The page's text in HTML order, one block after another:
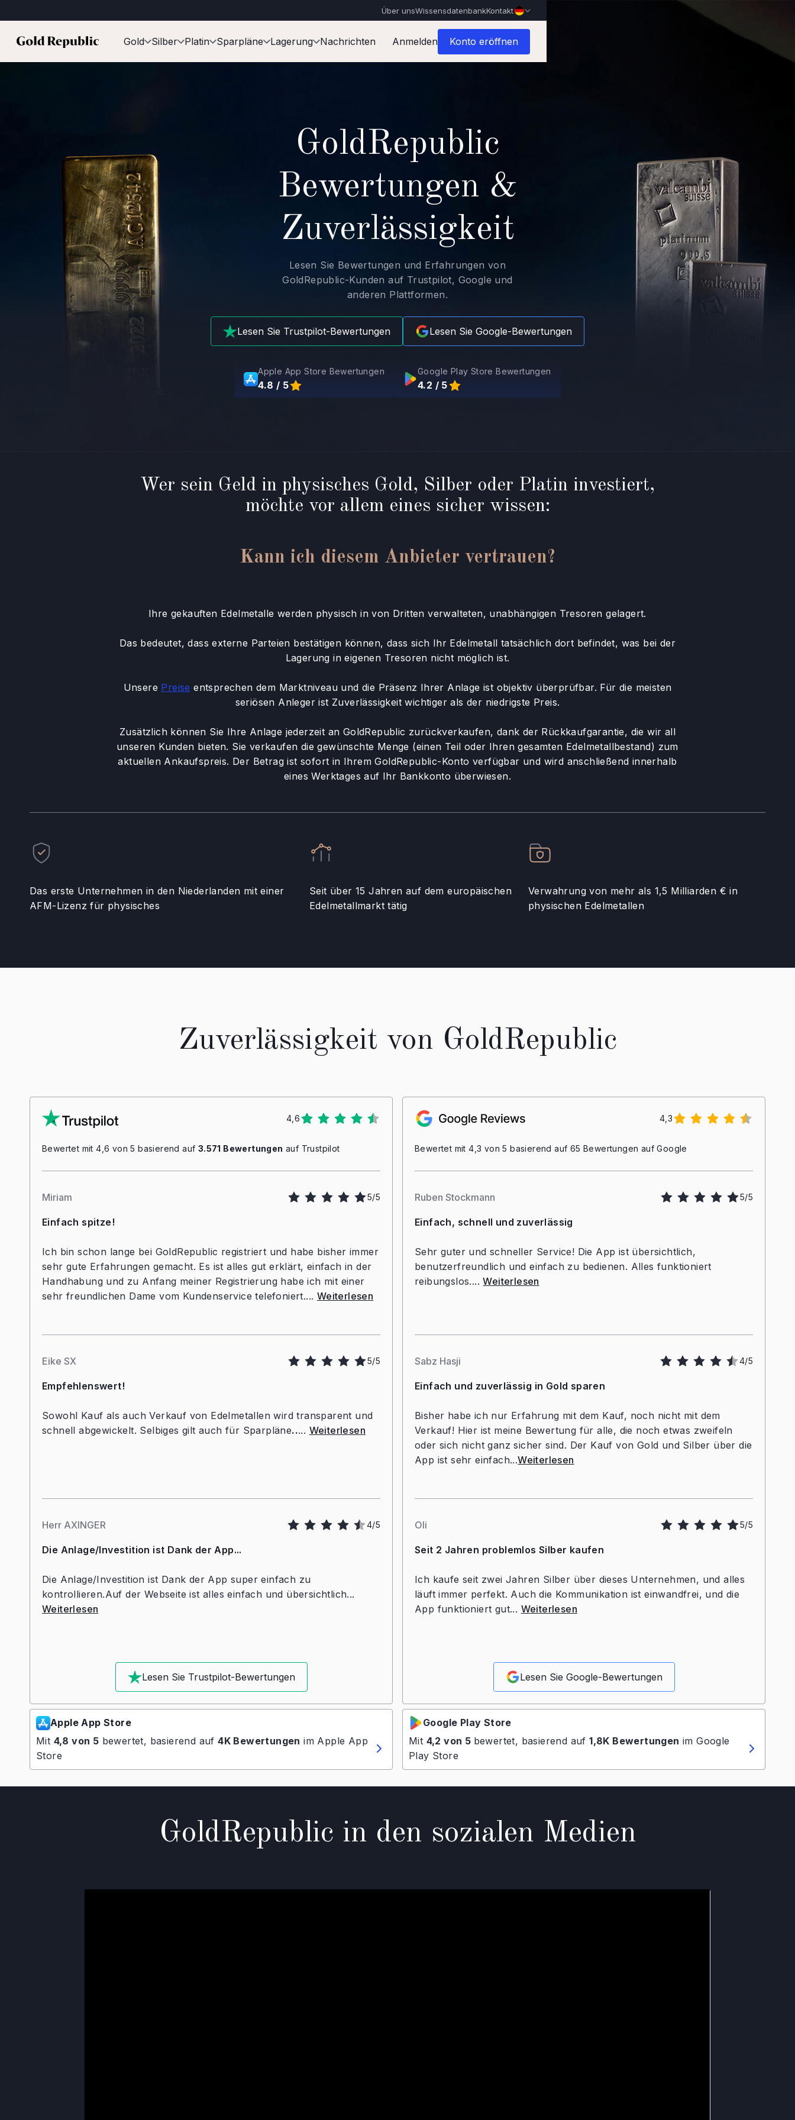
Über unsWissensdatenbankKontakt
Gold Silber Platin Sparpläne Lagerung Nachrichten Anmelden Konto eröffnen
GoldRepublic
Bewertungen &
Zuverlässigkeit
Lesen Sie Bewertungen und Erfahrungen von
GoldRepublic-Kunden auf Trustpilot, Google und
anderen Plattformen.
Lesen Sie Trustpilot-Bewertungen Lesen Sie Google-Bewertungen
Apple App Store Bewertungen
4.8 / 5
Google Play Store Bewertungen
4.2 / 5
Wer sein Geld in physisches Gold, Silber oder Platin investiert,
möchte vor allem eines sicher wissen:
Kann ich diesem Anbieter vertrauen?
Ihre gekauften Edelmetalle werden physisch in von Dritten verwalteten, unabhängigen Tresoren gelagert.
Das bedeutet, dass externe Parteien bestätigen können, dass sich Ihr Edelmetall tatsächlich dort befindet, was bei der
Lagerung in eigenen Tresoren nicht möglich ist.
Unsere Preise entsprechen dem Marktniveau und die Präsenz Ihrer Anlage ist objektiv überprüfbar. Für die meisten
seriösen Anleger ist Zuverlässigkeit wichtiger als der niedrigste Preis.
Zusätzlich können Sie Ihre Anlage jederzeit an GoldRepublic zurückverkaufen, dank der Rückkaufgarantie, die wir all
unseren Kunden bieten. Sie verkaufen die gewünschte Menge (einen Teil oder Ihren gesamten Edelmetallbestand) zum
aktuellen Ankaufspreis. Der Betrag ist sofort in Ihrem GoldRepublic-Konto verfügbar und wird anschließend innerhalb
eines Werktages auf Ihr Bankkonto überwiesen.
Das erste Unternehmen in den Niederlanden mit einer
AFM-Lizenz für physisches
Seit über 15 Jahren auf dem europäischen
Edelmetallmarkt tätig
Verwahrung von mehr als 1,5 Milliarden € in
physischen Edelmetallen
Zuverlässigkeit von GoldRepublic
4,6
Bewertet mit 4,6 von 5 basierend auf 3.571 Bewertungen auf Trustpilot
Miriam 5/5
Einfach spitze!
Ich bin schon lange bei GoldRepublic registriert und habe bisher immer
sehr gute Erfahrungen gemacht. Es ist alles gut erklärt, einfach in der
Handhabung und zu Anfang meiner Registrierung habe ich mit einer
sehr freundlichen Dame vom Kundenservice telefoniert.... Weiterlesen
Eike SX 5/5
Empfehlenswert!
Sowohl Kauf als auch Verkauf von Edelmetallen wird transparent und
schnell abgewickelt. Selbiges gilt auch für Sparpläne..... Weiterlesen
Herr AXINGER 4/5
Die Anlage/Investition ist Dank der App...
Die Anlage/Investition ist Dank der App super einfach zu
kontrollieren.Auf der Webseite ist alles einfach und übersichtlich...
Weiterlesen
Lesen Sie Trustpilot-Bewertungen
Apple App Store
Mit 4,8 von 5 bewertet, basierend auf4K Bewertungen im Apple App
Store
4,3
Bewertet mit 4,3 von 5 basierend auf 65 Bewertungen auf Google
Ruben Stockmann 5/5
Einfach, schnell und zuverlässig
Sehr guter und schneller Service! Die App ist übersichtlich,
benutzerfreundlich und einfach zu bedienen. Alles funktioniert
reibungslos....Weiterlesen
Sabz Hasji 4/5
Einfach und zuverlässig in Gold sparen
Bisher habe ich nur Erfahrung mit dem Kauf, noch nicht mit dem
Verkauf! Hier ist meine Bewertung für alle, die noch etwas zweifeln
oder sich nicht ganz sicher sind. Der Kauf von Gold und Silber über die
App ist sehr einfach...Weiterlesen
Oli 5/5
Seit 2 Jahren problemlos Silber kaufen
Ich kaufe seit zwei Jahren Silber über dieses Unternehmen, und alles
läuft immer perfekt. Auch die Kommunikation ist einwandfrei, und die
App funktioniert gut... Weiterlesen
Lesen Sie Google-Bewertungen
Google Play Store
Mit 4,2 von 5 bewertet, basierend auf1,8K Bewertungen im Google
Play Store
GoldRepublic in den sozialen Medien